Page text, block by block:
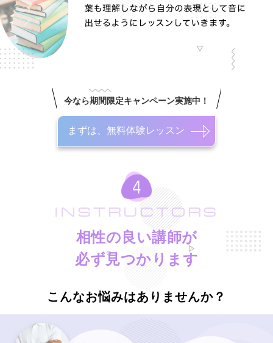
今なら期間限定キャンペーン実施中！
まずは、無料体験レッスン
INSTRUCTORS
相性の良い講師が
必ず見つかります
こんなお悩みはありませんか？